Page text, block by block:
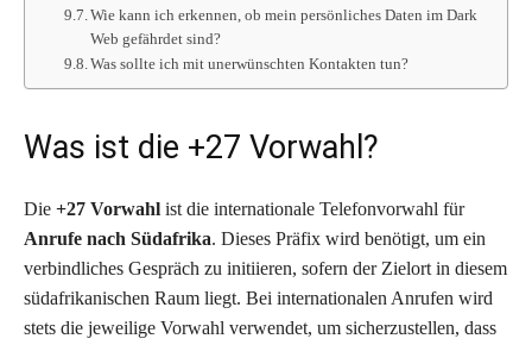
Wie kann ich erkennen, ob mein persönliches Daten im Dark
Web gefährdet sind?
Was sollte ich mit unerwünschten Kontakten tun?
Was ist die +27 Vorwahl?
Die +27 Vorwahl ist die internationale Telefonvorwahl für
Anrufe nach Südafrika. Dieses Präfix wird benötigt, um ein
verbindliches Gespräch zu initiieren, sofern der Zielort in diesem
südafrikanischen Raum liegt. Bei internationalen Anrufen wird
stets die jeweilige Vorwahl verwendet, um sicherzustellen, dass